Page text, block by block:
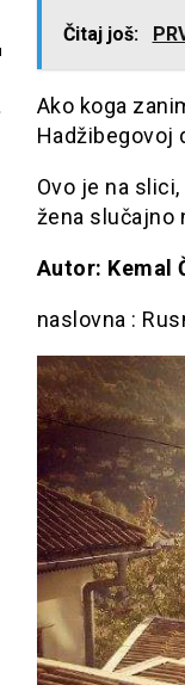
Čitaj još:
Ako koga
Hadžibegovoj
Ovo je na
žena slučajno
Autor: Kemal
naslovna :